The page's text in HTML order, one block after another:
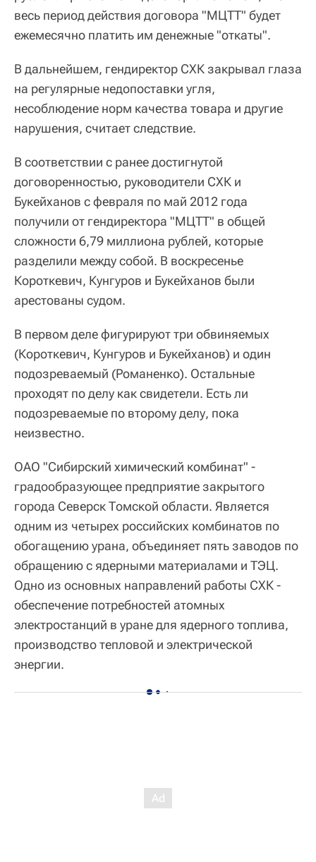
весь период действия договора "МЦТТ" будет
ежемесячно платить им денежные "откаты".
В дальнейшем, гендиректор СХК закрывал глаза
на регулярные недопоставки угля,
несоблюдение норм качества товара и другие
нарушения, считает следствие.
В соответствии с ранее достигнутой
договоренностью, руководители СХК и
Букейханов с февраля по май 2012 года
получили от гендиректора "МЦТТ" в общей
сложности 6,79 миллиона рублей, которые
разделили между собой. В воскресенье
Короткевич, Кунгуров и Букейханов были
арестованы судом.
В первом деле фигурируют три обвиняемых
(Короткевич, Кунгуров и Букейханов) и один
подозреваемый (Романенко). Остальные
проходят по делу как свидетели. Есть ли
подозреваемые по второму делу, пока
неизвестно.
ОАО "Сибирский химический комбинат" -
градообразующее предприятие закрытого
города Северск Томской области. Является
одним из четырех российских комбинатов по
обогащению урана, объединяет пять заводов по
обращению с ядерными материалами и ТЭЦ.
Одно из основных направлений работы СХК -
обеспечение потребностей атомных
электростанций в уране для ядерного топлива,
производство тепловой и электрической
энергии.